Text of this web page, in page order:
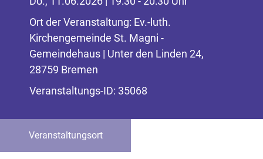
Ort der Veranstaltung: Ev.-luth.
Kirchengemeinde St. Magni -
Gemeindehaus | Unter den Linden 24,
28759 Bremen
Veranstaltungs-ID: 35068
Veranstaltungsort